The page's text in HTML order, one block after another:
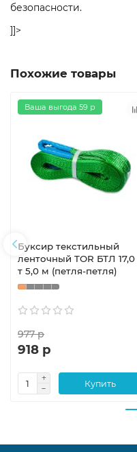
безопасности.
]]>
Похожие товары
Ваша выгода 59 р
Буксир текстильный
ленточный TOR БТЛ 17,0
т 5,0 м (петля-петля)
977 р
918 р
Купить